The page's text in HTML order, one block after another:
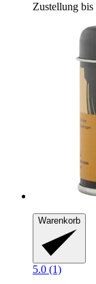
Zustellung
Warenkorb
5.0 (1)